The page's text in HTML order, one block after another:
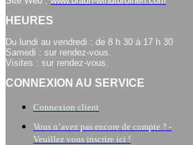
HEURES
Du lundi au vendredi : de 8 h 30 à 17 h 30
Samedi : sur rendez-vous.
Visites : sur rendez-vous.
CONNEXION AU SERVICE
Connexion client
Vous n’avez pas encore de compte ? -
Veuillez vous inscrire ici !